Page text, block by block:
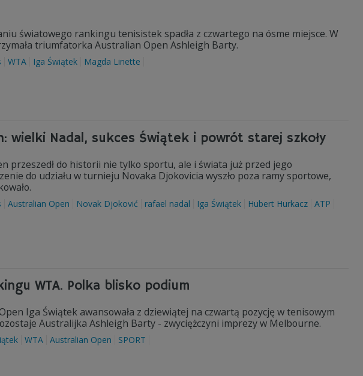
światowego rankingu tenisistek spadła z czwartego na ósme miejsce. W
triumfatorka Australian Open Ashleigh Barty.
WTA Iga Świątek Magda Linette
wielki Nadal, sukces Świątek i powrót starej szkoły
przeszedł do historii nie tylko sportu, ale i świata już przed jego
do udziału w turnieju Novaka Djokovicia wyszło poza ramy sportowe,
Australian Open Novak Djoković rafael nadal Iga Świątek Hubert Hurkacz ATP
WTA. Polka blisko podium
Iga Świątek awansowała z dziewiątej na czwartą pozycję w tenisowym
Australijka Ashleigh Barty - zwyciężczyni imprezy w Melbourne.
WTA Australian Open SPORT